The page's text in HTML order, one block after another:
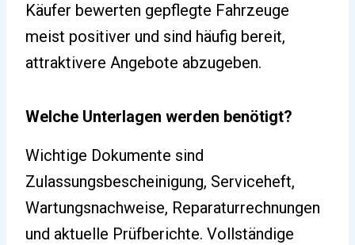
Käufer bewerten gepflegte Fahrzeuge
meist positiver und sind häufig bereit,
attraktivere Angebote abzugeben.
Welche Unterlagen werden benötigt?
Wichtige Dokumente sind
Zulassungsbescheinigung, Serviceheft,
Wartungsnachweise, Reparaturrechnungen
und aktuelle Prüfberichte. Vollständige